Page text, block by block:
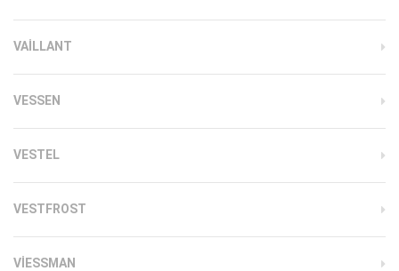
VAILLANT
VESSEN
VESTEL
VESTFROST
VIESSMAN